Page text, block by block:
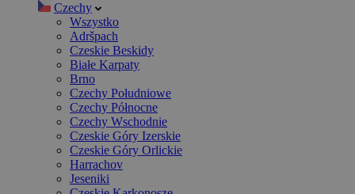
Czechy
Wszystko
Adršpach
Czeskie Beskidy
Białe Karpaty
Brno
Czechy Południowe
Czechy Północne
Czechy Wschodnie
Czeskie Góry Izerskie
Czeskie Góry Orlickie
Harrachov
Jeseniki